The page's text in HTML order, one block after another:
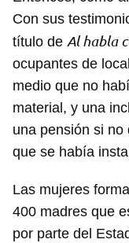
Con sus
título de Al habla
ocupantes de
medio que no
material, y una
una pensión si no
que se había
Las mujeres
400 madres que
por parte del